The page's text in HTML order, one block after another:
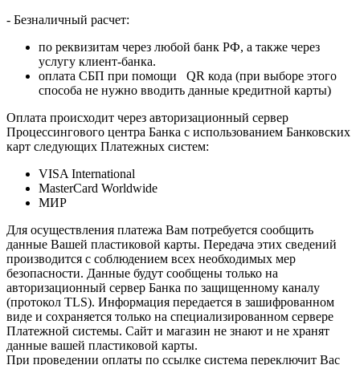
- Безналичный расчет:
по реквизитам через любой банк РФ, а также через
услугу клиент-банка.
оплата СБП при помощи QR кода (при выборе этого
способа не нужно вводить данные кредитной карты)
Оплата происходит через авторизационный сервер
Процессингового центра Банка с использованием Банковских
карт следующих Платежных систем:
VISA International
MasterCard Worldwide
МИР
Для осуществления платежа Вам потребуется сообщить
данные Вашей пластиковой карты. Передача этих сведений
производится с соблюдением всех необходимых мер
безопасности. Данные будут сообщены только на
авторизационный сервер Банка по защищенному каналу
(протокол TLS). Информация передается в зашифрованном
виде и сохраняется только на специализированном сервере
Платежной системы. Сайт и магазин не знают и не хранят
данные вашей пластиковой карты.
При проведении оплаты по ссылке система переключит Вас